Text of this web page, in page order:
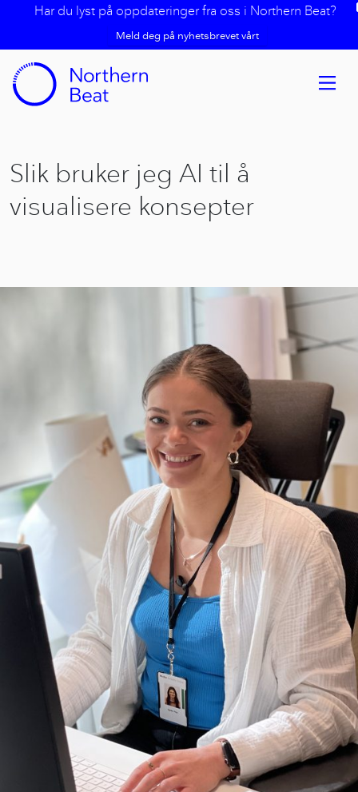
Har du lyst på oppdateringer fra oss i Northern Beat?
Meld deg på nyhetsbrevet vårt
Slik bruker jeg AI til å
visualisere konsepter